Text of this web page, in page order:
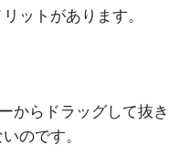
ットがあります。
からドラッグして抜
のです。